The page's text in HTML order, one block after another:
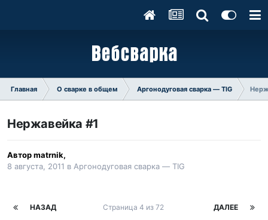
Главная О сварке в общем Аргонодуговая сварка — TIG
Нержавейка #1
Авторmatrnik,
8 августа, 2011 в Аргонодуговая сварка — TIG
НАЗАД ДАЛЕЕ
Страница 4 из 72